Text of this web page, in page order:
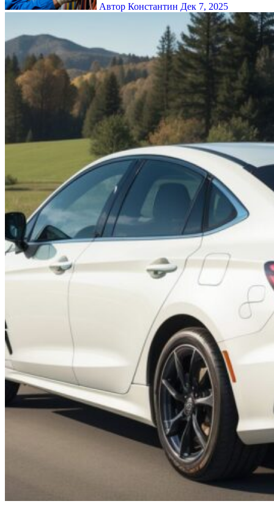
Автор Константин Дек 7, 2025